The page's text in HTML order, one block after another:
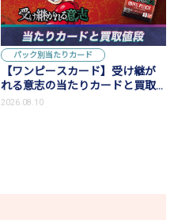
パック別当たりカード
【ワンピースカード】受け継が
れる意志の当たりカードと買取
価格相場まとめ
2026.08.10